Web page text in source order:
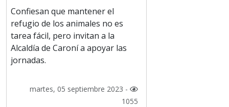
Confiesan que mantener el
refugio de los animales no es
tarea fácil, pero invitan a la
Alcaldía de Caroní a apoyar las
jornadas.
martes, 05 septiembre 2023 -
1055